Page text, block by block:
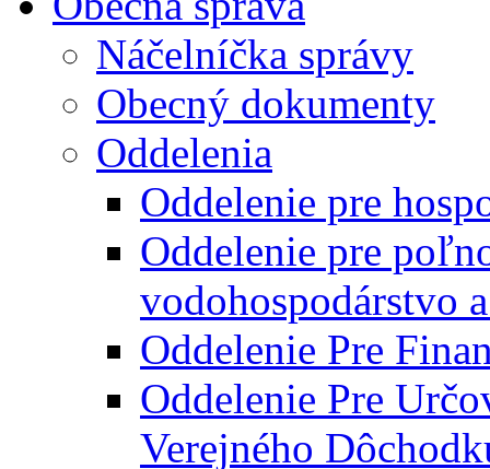
Náčelníčka správy
Obecný dokumenty
Oddelenia
Oddelenie pre
Oddelenie pre
vodohospodárstvo
Oddelenie Pre
Oddelenie Pre
Verejného